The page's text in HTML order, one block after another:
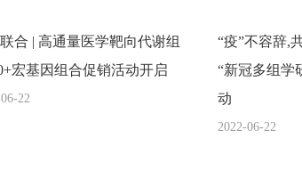
合 | 高通量医学靶向代谢组
宏基因组合促销活动开启
22
“疫”不容辞,
“新冠多组学
动
2022-06-22